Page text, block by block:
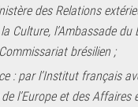
des Relations
Culture, l’Ambassade du
brésilien ;
: par l’Institut français
l’Europe et des Affaires